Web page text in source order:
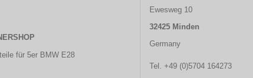
für 5er BMW E28
Ewesweg 10
32425 Minden
Germany
Tel. +49 (0)5704 164273